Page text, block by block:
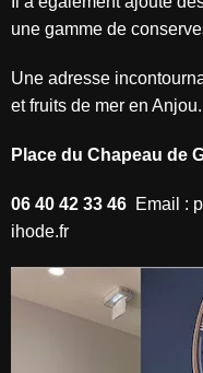
une gamme de
Une adresse
et fruits de mer en Anjou.
Place du Chapeau de
06 40 42 33 46 Email :
ihode.fr